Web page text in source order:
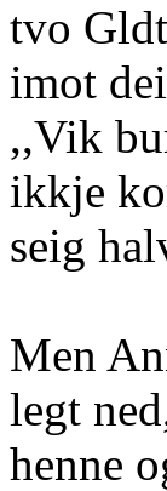
tvo
imot
,,Vik
ikkje
seig
Men
legt
henne